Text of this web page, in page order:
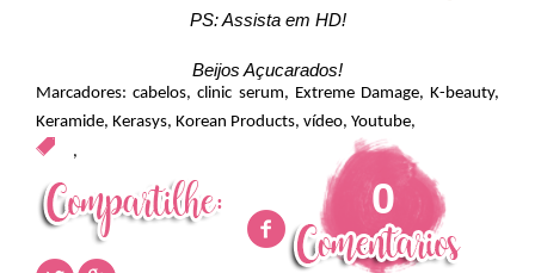
PS: Assista em HD!
Beijos Açucarados!
Marcadores:cabelos,clinic serum, Extreme Damage,K-beauty,
Keramide, Kerasys, Korean Products, vídeo, Youtube,
,
0